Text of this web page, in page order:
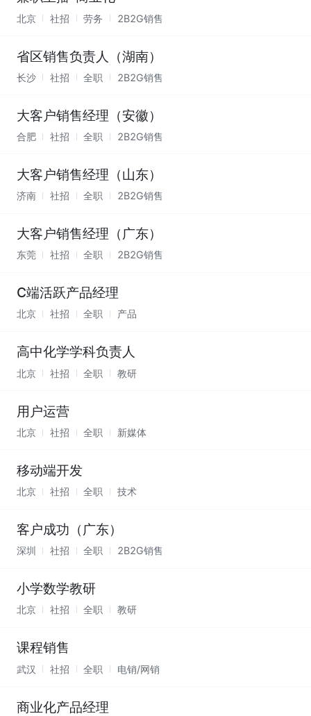
北京 社招 劳务 2B2G销售
省区销售负责人（湖南）
长沙 社招 全职 2B2G销售
大客户销售经理（安徽）
合肥 社招 全职 2B2G销售
大客户销售经理（山东）
济南 社招 全职 2B2G销售
大客户销售经理（广东）
东莞 社招 全职 2B2G销售
C端活跃产品经理
北京 社招 全职 产品
高中化学学科负责人
北京 社招 全职 教研
用户运营
北京 社招 全职 新媒体
移动端开发
北京 社招 全职 技术
客户成功（广东）
深圳 社招 全职 2B2G销售
小学数学教研
北京 社招 全职 教研
课程销售
武汉 社招 全职 电销/网销
商业化产品经理